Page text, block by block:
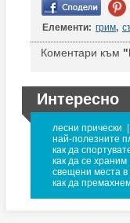
Елементи: грим,
Коментари към
Интересно
лесни прически
най-полезните
как да
как да се храним
свещени места в
как да